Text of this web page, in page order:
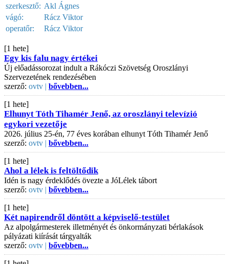
szerkesztő: Akl Ágnes
vágó:
Rácz Viktor
operatőr:
Rácz Viktor
[1 hete]
Egy kis falu nagy értékei
Új előadássorozat indult a Rákóczi Szövetség Oroszlányi
Szervezetének rendezésében
szerző: ovtv | bővebben...
[1 hete]
Elhunyt Tóth Tihamér Jenő, az oroszlányi televízió
egykori vezetője
2026. július 25-én, 77 éves korában elhunyt Tóth Tihamér Jenő
szerző: ovtv | bővebben...
[1 hete]
Ahol a lélek is feltöltődik
Idén is nagy érdeklődés övezte a JóLélek tábort
szerző: ovtv | bővebben...
[1 hete]
Két napirendről döntött a képviselő-testület
Az alpolgármesterek illetményét és önkormányzati bérlakások
pályázati kiírását tárgyalták
szerző: ovtv | bővebben...